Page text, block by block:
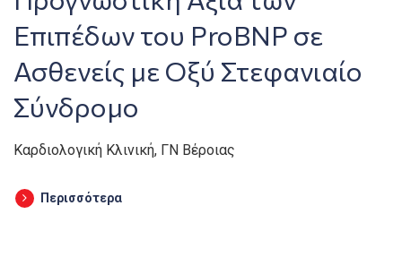
Επιπέδων του ProBNP σε
Ασθενείς με Οξύ Στεφανιαίο
Σύνδρομο
Καρδιολογική Κλινική, ΓΝ Βέροιας
Περισσότερα